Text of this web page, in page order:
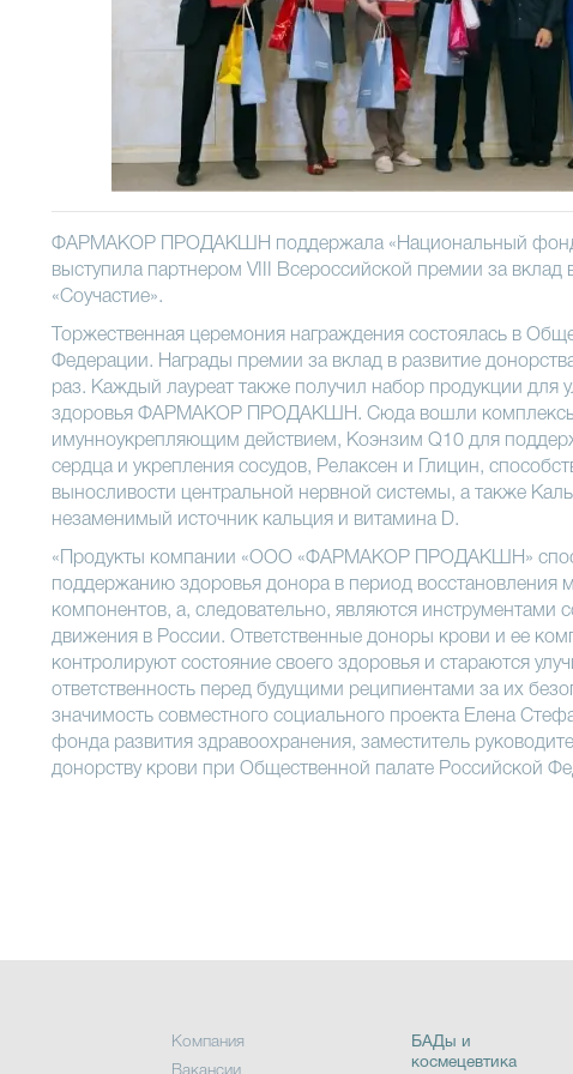
ФАРМАКОР ПРОДАКШН поддержала «Национальный фонд
выступила партнером VIII Всероссийской премии за вклад
«Соучастие».
Торжественная церемония награждения состоялась в
Федерации. Награды премии за вклад в развитие
раз. Каждый лауреат также получил набор продукции для
здоровья ФАРМАКОР ПРОДАКШН. Сюда вошли
имунноукрепляющим действием, Коэнзим Q10 для
сердца и укрепления сосудов, Релаксен и Глицин,
выносливости центральной нервной системы, а также
незаменимый источник кальция и витамина D.
«Продукты компании «ООО «ФАРМАКОР ПРОДАКШН»
поддержанию здоровья донора в период восстановления
компонентов, а, следовательно, являются инструментами
движения в России. Ответственные доноры крови и ее
контролируют состояние своего здоровья и стараются
ответственность перед будущими реципиентами за их
значимость совместного социального проекта Елена
фонда развития здравоохранения, заместитель
донорству крови при Общественной палате Российской
Компания
БАДы и
космецевтика